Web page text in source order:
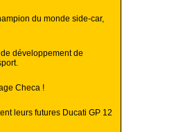
du monde side-car,
développement de
Checa !
leurs futures Ducati GP 12